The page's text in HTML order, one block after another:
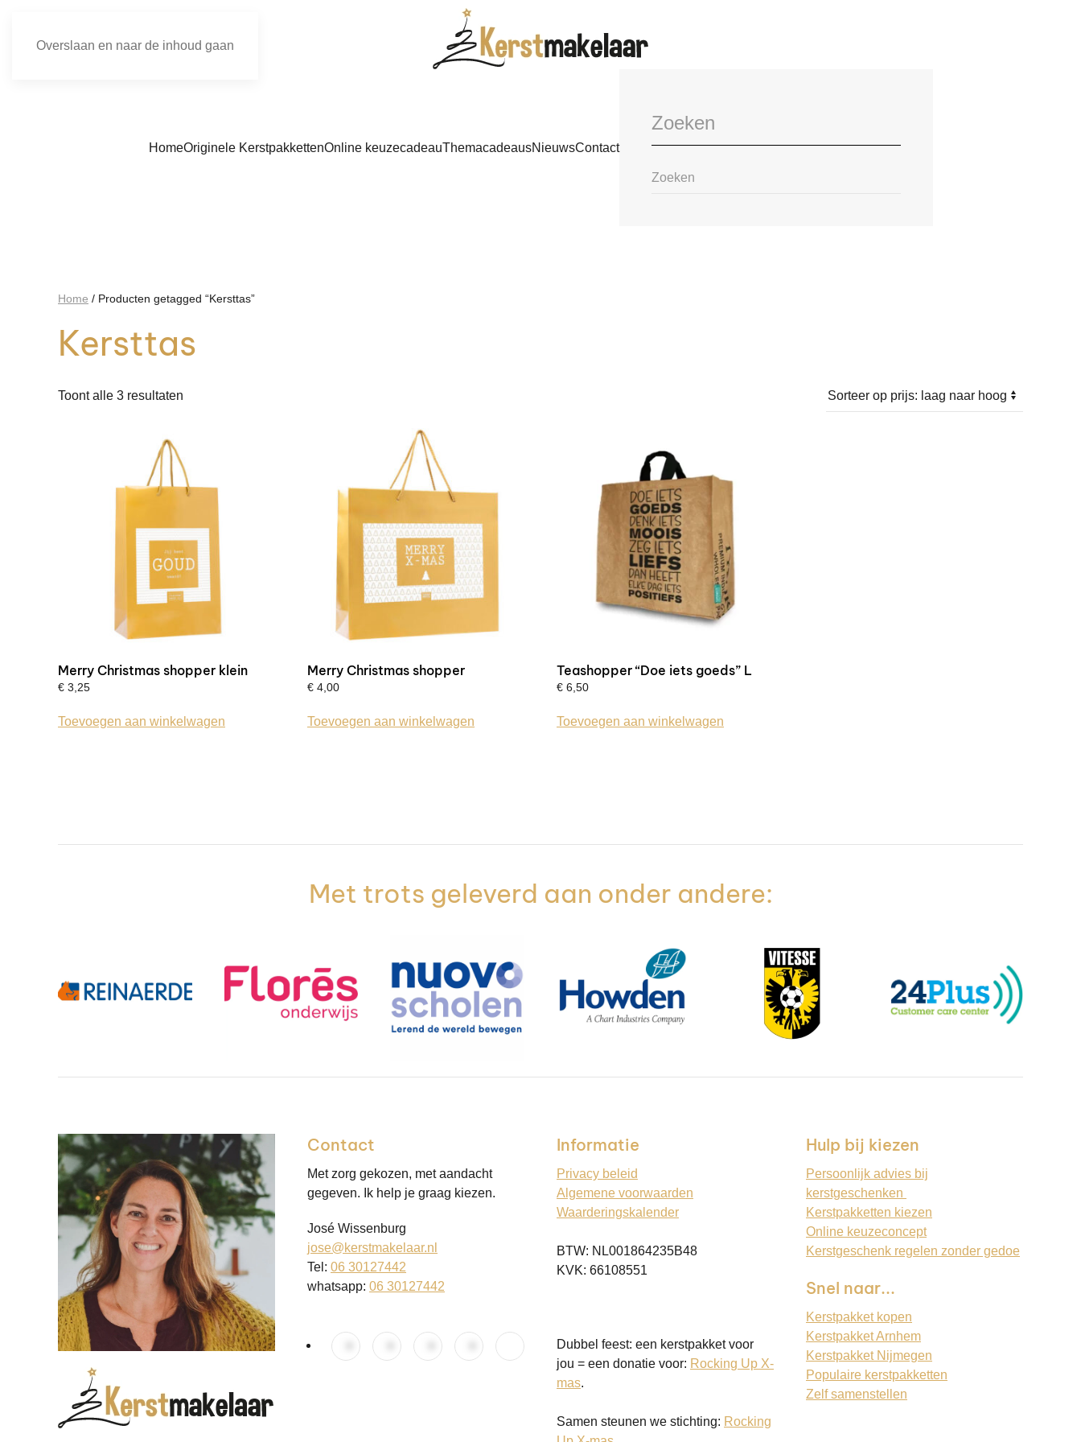
Overslaan en naar de inhoud gaan
HomeOriginele KerstpakkettenOnline keuzecadeauThemacadeausNieuwsContact
Home / Producten getagged “Kersttas”
Kersttas
Toont alle 3 resultaten
Merry Christmas shopper klein
€ 3,25
Toevoegen aan winkelwagen
Merry Christmas shopper
€ 4,00
Toevoegen aan winkelwagen
Teashopper “Doe iets goeds” L
€ 6,50
Toevoegen aan winkelwagen
Met trots geleverd aan onder andere:
Contact
Met zorg gekozen, met aandacht
gegeven. Ik help je graag kiezen.
José Wissenburg
jose@kerstmakelaar.nl
Tel: 06 30127442
whatsapp: 06 30127442
Informatie
Privacy beleid
Algemene voorwaarden
Waarderingskalender
BTW: NL001864235B48
KVK: 66108551
Dubbel feest: een kerstpakket voor
jou = een donatie voor: Rocking Up X-
mas.
Samen steunen we stichting: Rocking
Hulp bij kiezen
Persoonlijk advies bij
kerstgeschenken
Kerstpakketten kiezen
Online keuzeconcept
Kerstgeschenk regelen zonder gedoe
Snel naar...
Kerstpakket kopen
Kerstpakket Arnhem
Kerstpakket Nijmegen
Populaire kerstpakketten
Zelf samenstellen